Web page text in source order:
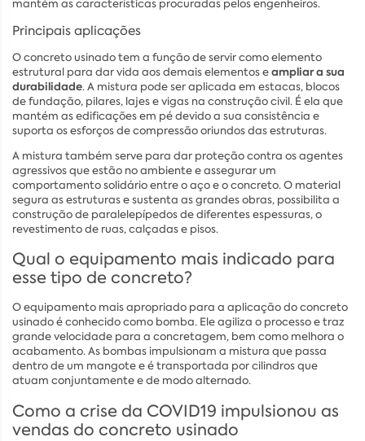
mantém as características procuradas pelos engenheiros.
Principais aplicações
O concreto usinado tem a função de servir como elemento
estrutural para dar vida aos demais elementos eampliar a sua
durabilidade. A mistura pode ser aplicada em estacas, blocos
de fundação, pilares, lajes e vigas na construção civil. É ela que
mantém as edificações em pé devido a sua consistência e
suporta os esforços de compressão oriundos das estruturas.
A mistura também serve para dar proteção contra os agentes
agressivos que estão no ambiente e assegurar um
comportamento solidário entre o aço e o concreto. O material
segura as estruturas e sustenta as grandes obras, possibilita a
construção de paralelepípedos de diferentes espessuras, o
revestimento de ruas, calçadas e pisos.
Qual o equipamento mais indicado para
esse tipo de concreto?
O equipamento mais apropriado para a aplicação do concreto
usinado é conhecido como bomba. Ele agiliza o processo e traz
grande velocidade para a concretagem, bem como melhora o
acabamento. As bombas impulsionam a mistura que passa
dentro de um mangote e é transportada por cilindros que
atuam conjuntamente e de modo alternado.
Como a crise da COVID19 impulsionou as
vendas do concreto usinado